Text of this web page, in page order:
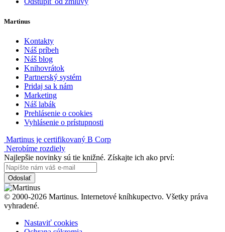
Martinus
Kontakty
Náš príbeh
Náš blog
Knihovrátok
Partnerský systém
Pridaj sa k nám
Marketing
Náš labák
Prehlásenie o cookies
Vyhlásenie o prístupnosti
Martinus je certifikovaný B Corp
Nerobíme rozdiely
Najlepšie novinky sú tie knižné. Získajte ich ako prví:
Odoslať
© 2000-2026 Martinus. Internetové kníhkupectvo. Všetky práva
vyhradené.
Nastaviť cookies